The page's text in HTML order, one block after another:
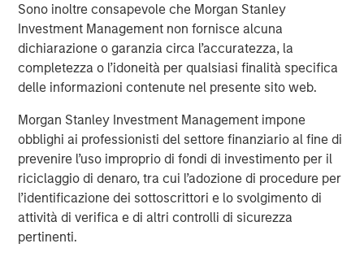
Sono inoltre consapevole che Morgan Stanley
Investment Management non fornisce alcuna
dichiarazione o garanzia circa l’accuratezza, la
completezza o l’idoneità per qualsiasi finalità specifica
delle informazioni contenute nel presente sito web.
Morgan Stanley Investment Management impone
obblighi ai professionisti del settore finanziario al fine di
prevenire l’uso improprio di fondi di investimento per il
riciclaggio di denaro, tra cui l’adozione di procedure per
l’identificazione dei sottoscrittori e lo svolgimento di
attività di verifica e di altri controlli di sicurezza
pertinenti.
Emerging markets debt had strong
performance in the second quarter as EM
currencies strengthened vs. a weakening
U.S. dollar, EM rates outperformed global
rates, and sovereign and corporate spreads
tightened"
While tariffs generally strengthen the currency of the
country imposing them, in this case they clouded the U.S.
economic outlook and worked against the USD. As a
result, investors looked for global investment
opportunities and implemented short-dollar trades, which
added to downward pressure on the USD.